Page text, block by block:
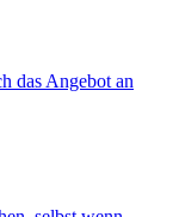
das Angebot an